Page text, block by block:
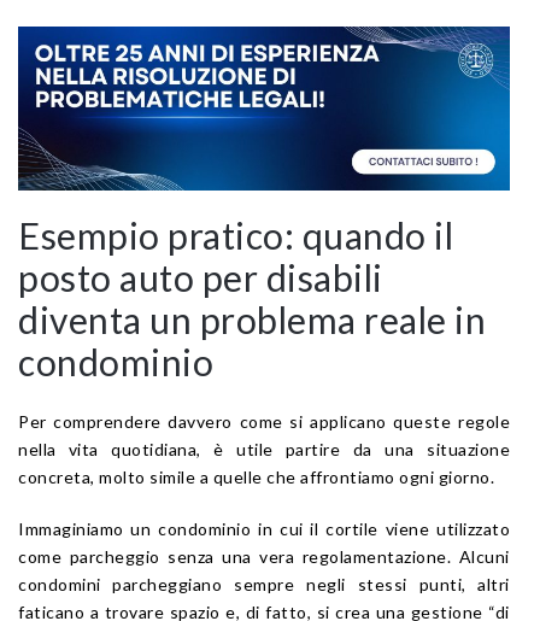
Esempio pratico: quando il
posto auto per disabili
diventa un problema reale in
condominio
Per comprendere davvero come si applicano queste regole
nella vita quotidiana, è utile partire da una situazione
concreta, molto simile a quelle che affrontiamo ogni giorno.
Immaginiamo un condominio in cui il cortile viene utilizzato
come parcheggio senza una vera regolamentazione. Alcuni
condomini parcheggiano sempre negli stessi punti, altri
faticano a trovare spazio e, di fatto, si crea una gestione “di